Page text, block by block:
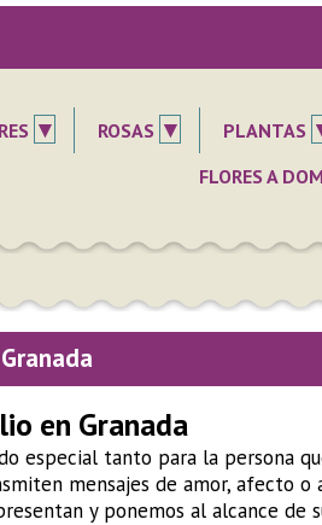
▾ ROSAS ▾ PLANTAS
FLORES A
en Granada
especial tanto para la persona
mensajes de amor, afecto
y ponemos al alcance